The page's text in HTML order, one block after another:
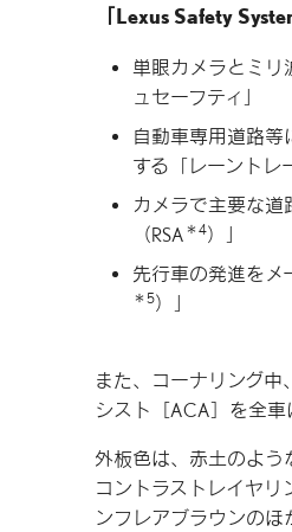
「Lexus Safety
単眼カメラとミリ
ュセーフティ」
自動車専用道路等
する「レーントレ
カメラで主要な道
（RSA ＊4）」
先行車の発進をメ
＊5）」
また、コーナリング中
シスト［ACA］を全車
外板色は、赤土のよう
コントラストレイヤリ
ンフレアブラウンのほ